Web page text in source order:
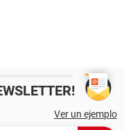
Ver un ejemplo